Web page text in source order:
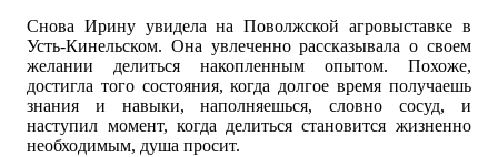
Снова Ирину увидела на Поволжской агровыставке в
Усть-Кинельском. Она увлеченно рассказывала о своем
желании делиться накопленным опытом. Похоже,
достигла того состояния, когда долгое время получаешь
знания и навыки, наполняешься, словно сосуд, и
наступил момент, когда делиться становится жизненно
необходимым, душа просит.